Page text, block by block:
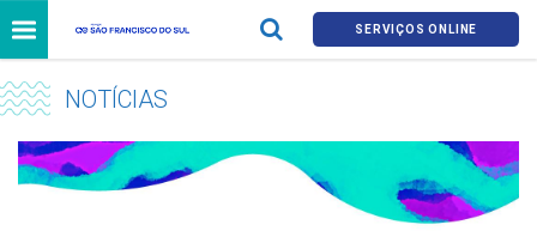
SERVIÇOS ONLINE
NOTÍCIAS